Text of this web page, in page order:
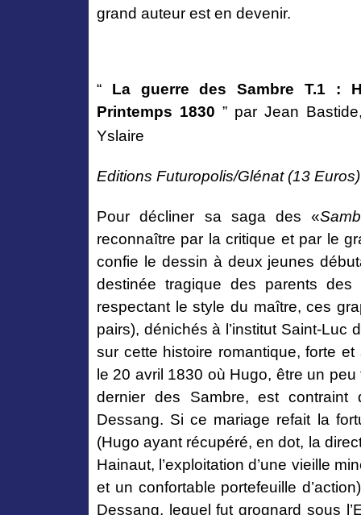
grand auteur est en devenir.
“ La guerre des Sambre T.1 :
Printemps 1830 ” par Jean
Yslaire
Editions Futuropolis/Glénat (13 Euros)
Pour décliner sa saga des «
reconnaître par la critique et par le
confie le dessin à deux jeunes
destinée tragique des parents
respectant le style du maître, ces
pairs), dénichés à l’institut Saint-Luc
sur cette histoire romantique, forte
le 20 avril 1830 où Hugo, être un
dernier des Sambre, est
Dessang. Si ce mariage refait la
(Hugo ayant récupéré, en dot, la
Hainaut, l’exploitation d’une vieille
et un confortable portefeuille
Dessang, lequel fut grognard sous